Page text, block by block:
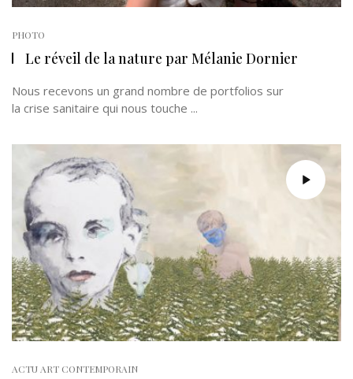
PHOTO
Le réveil de la nature par Mélanie Dornier
Nous recevons un grand nombre de portfolios sur
la crise sanitaire qui nous touche ...
ACTU ART CONTEMPORAIN